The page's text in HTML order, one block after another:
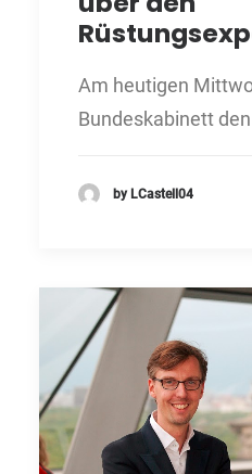
Am heutigen
Bundeskabinett
by LCastell04